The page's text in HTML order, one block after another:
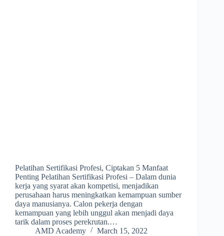
Pelatihan Sertifikasi Profesi, Ciptakan 5 Manfaat
Penting Pelatihan Sertifikasi Profesi – Dalam dunia
kerja yang syarat akan kompetisi, menjadikan
perusahaan harus meningkatkan kemampuan sumber
daya manusianya. Calon pekerja dengan
kemampuan yang lebih unggul akan menjadi daya
tarik dalam proses perekrutan.…
AMD Academy
March 15, 2022